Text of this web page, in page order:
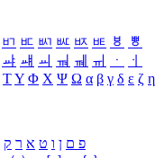
ㅲ ㅳ ㅴ ㅵ ㅶ ㅷ ㅸ
ㅹ
ㆇ ㆈ ㆉ ㆊ ㆋ ㆌ ㆍ
ㆎ
ΤΥ Φ Χ Ψ Ω α β γ δ ε ζ η
פ ם ן ו ט א ר ק